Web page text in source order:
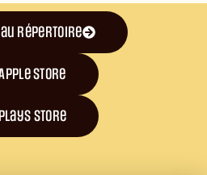
répertoire
Store
store